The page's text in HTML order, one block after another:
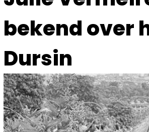
bekend over
Dursin